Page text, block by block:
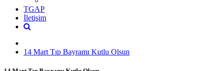
TGAP
İletişim
14 Mart Tıp Bayramı Kutlu Olsun